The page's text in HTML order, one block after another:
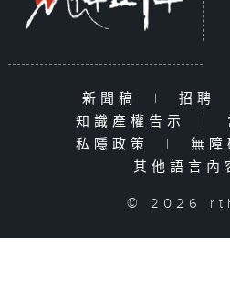
新聞稿 | 招聘
知識產權告示
|
私隱政策
| 無
其他語言內
© 2026